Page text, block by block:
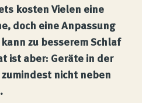
kosten Vielen eine
doch eine Anpassung
zu besserem Schlaf
ist aber: Geräte in der
nicht neben